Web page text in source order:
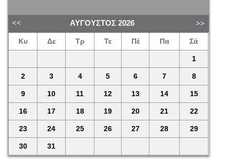
ΑΎΓΟΥΣΤΟΣ 2026
Κυ Δε Τρ Τε Πέ Πα Σά
1
2 3 4 5 6 7 8
9 10 11 12 13 14 15
16 17 18 19 20 21 22
23 24 25 26 27 28 29
30 31